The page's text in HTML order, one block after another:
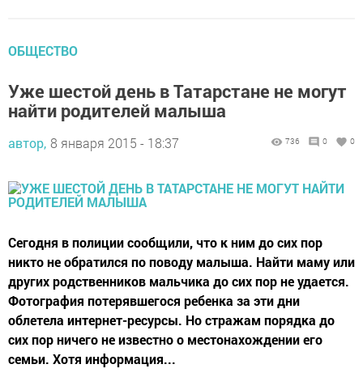
ОБЩЕСТВО
Уже шестой день в Татарстане не могут
найти родителей малыша
автор, 8 января 2015 - 18:37 736 0 0
Сегодня в полиции сообщили, что к ним до сих пор
никто не обратился по поводу малыша. Найти маму или
других родственников мальчика до сих пор не удается.
Фотография потерявшегося ребенка за эти дни
облетела интернет-ресурсы. Но стражам порядка до
сих пор ничего не известно о местонахождении его
семьи. Хотя информация...